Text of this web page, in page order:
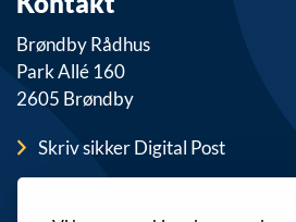
Brøndby Rådhus
Park Allé 160
2605 Brøndby
Skriv sikker Digital Post